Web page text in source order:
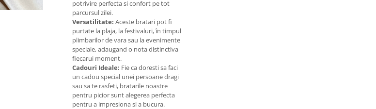
potrivire perfecta si confort pe tot
parcursul zilei.
Versatilitate: Aceste bratari pot fi
purtate la plaja, la festivaluri, în timpul
plimbarilor de vara sau la evenimente
speciale, adaugand o nota distinctiva
fiecarui moment.
Cadouri Ideale: Fie ca doresti sa faci
un cadou special unei persoane dragi
sau sa te rasfeti, bratarile noastre
pentru picior sunt alegerea perfecta
pentru a impresiona si a bucura.